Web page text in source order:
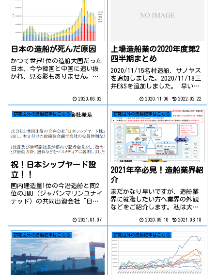
日本の造船が死んだ原因
かつて世界1位の造船大国だった
日本、今や韓国と中国に追い抜
かれ、見る影もありません。今
います。今回は造船初心者も方
も読めるよう、可能な限り専門
用語を使わず、今後動画化も検
2020.06.02
上場造船業の2020年度第2
四半期まとめ
2020/11/15名村造船、サノヤス
を追加しました。2020/11/18三
井E&Sを追加しました。 早いも
が経過し、今年も残り2か月を切
りました。一方、上場企業では
第2四半期決算の発表が行われ、
コロナ禍で利...
2020.11.06 2022.02.22
研究以外の造船記事はこちら
祝！日本シップヤード設
立！！
国内建造量1位の今治造船と同2
位のJMU（ジャパンマリンユナイ
テッド）の共同出資会社「日本
付で設立され、新年5日より営業
を開始しました。先日記者会見
が行われましたので、その内容
を見ていきましょう。※新会社
の...
2021.01.07
研究以外の造船記事はこちら
2021年卒必見！造船業界紹
介
まだかなり早いですが、造船業
界に就職したい方へ業界の外観
などをご紹介します。私は大学
研究しており、実際にインタビ
ューなどにもうかがってます。
少なくとも知っておくべきこと
を中心にお伝えし、皆様の就活
に役立てていただければと思い
ます。また、下記の書籍は読ん
でおいて間違いありません。
2020.09.10 2021.03.18
研究以外の造船記事はこちら 研究以外の造船記事はこちら